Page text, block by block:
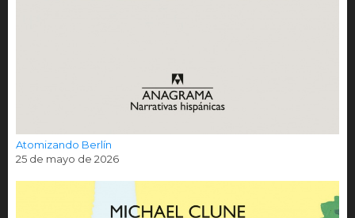
Atomizando Berlín
25 de mayo de 2026